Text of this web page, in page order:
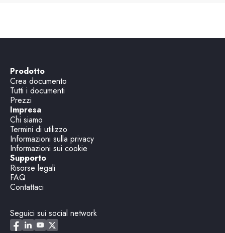
Prodotto
Crea documento
Tutti i documenti
Prezzi
Impresa
Chi siamo
Termini di utilizzo
Informazioni sulla privacy
Informazioni sui cookie
Supporto
Risorse legali
FAQ
Contattaci
Seguici sui social network